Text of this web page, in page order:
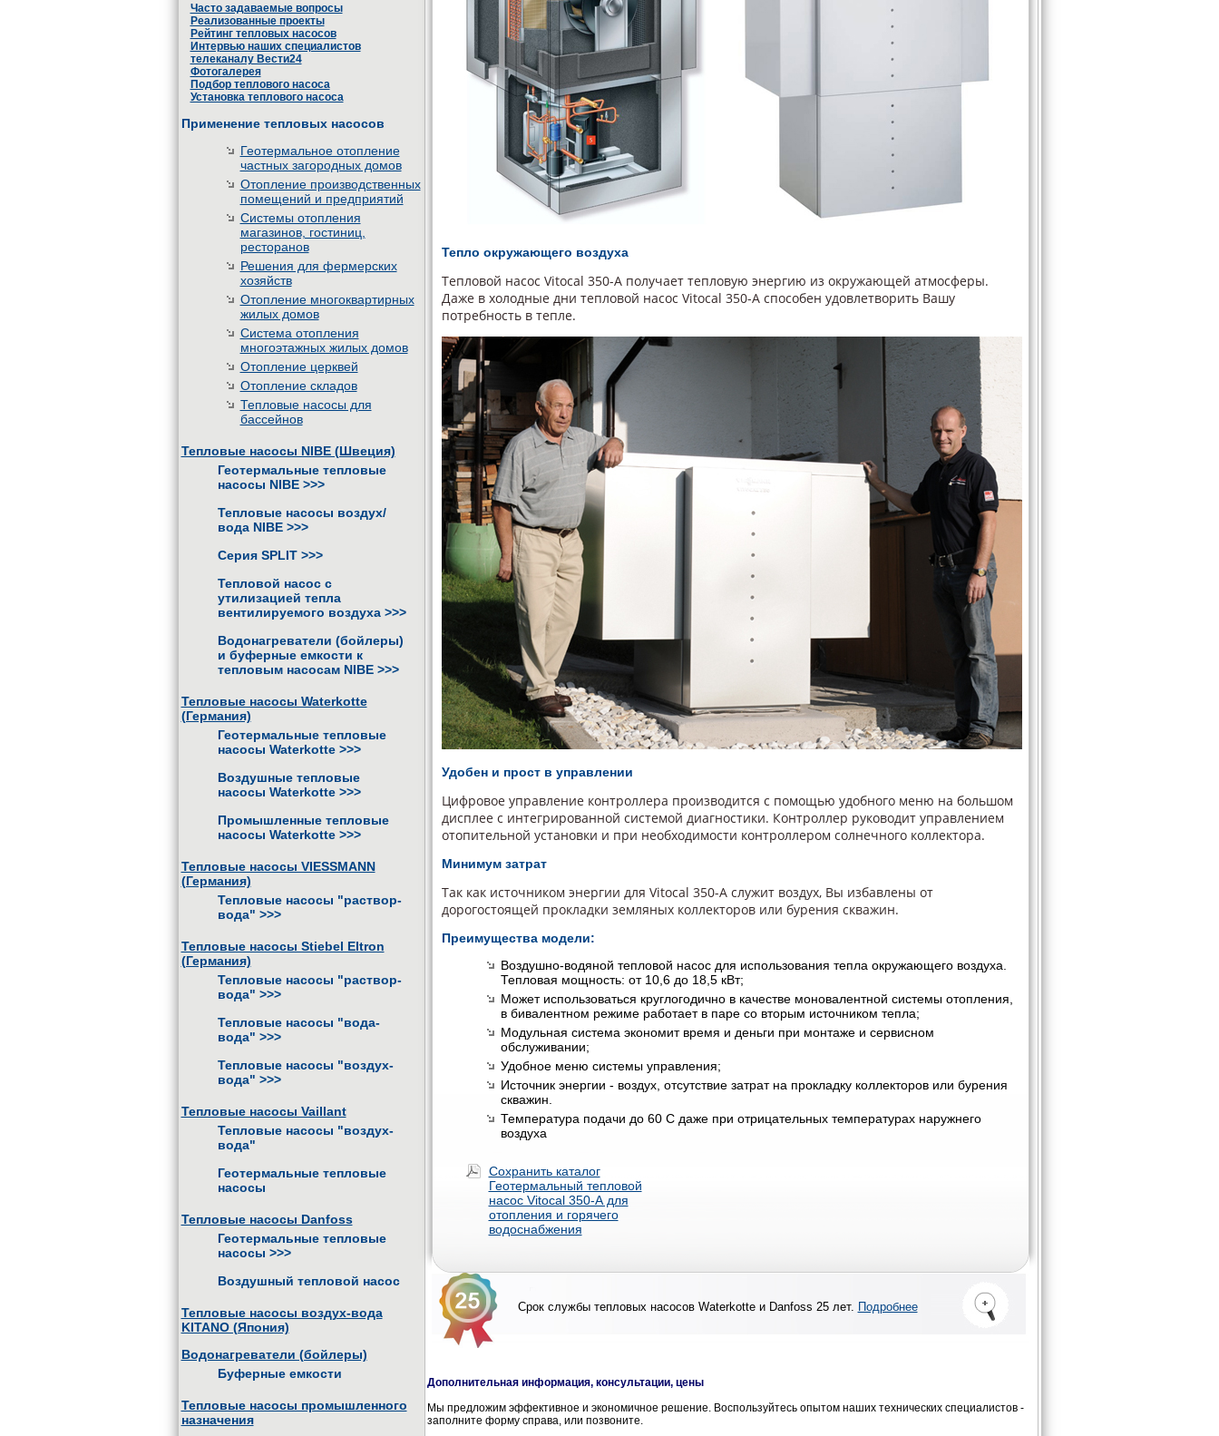
Часто задаваемые вопросы
Реализованные проекты
Рейтинг тепловых насосов
Интервью наших специалистов
телеканалу Вести24
Фотогалерея
Подбор теплового насоса
Установка теплового насоса
Применение тепловых насосов
Геотермальное отопление
частных загородных домов
Отопление производственных
помещений и предприятий
Системы отопления
магазинов, гостиниц,
ресторанов
Решения для фермерских
хозяйств
Отопление многоквартирных
жилых домов
Система отопления
многоэтажных жилых домов
Отопление церквей
Отопление складов
Тепловые насосы для
бассейнов
Тепловые насосы NIBE (Швеция)
Геотермальные тепловые
насосы NIBE >>>
Тепловые насосы воздух/
вода NIBE >>>
Серия SPLIT >>>
Тепловой насос с
утилизацией тепла
вентилируемого воздуха >>>
Водонагреватели (бойлеры)
и буферные емкости к
тепловым насосам NIBE >>>
Тепловые насосы Waterkotte
(Германия)
Геотермальные тепловые
насосы Waterkotte >>>
Воздушные тепловые
насосы Waterkotte >>>
Промышленные тепловые
насосы Waterkotte >>>
Тепловые насосы VIESSMANN
(Германия)
Тепловые насосы "раствор-
вода" >>>
Тепловые насосы Stiebel Eltron
(Германия)
Тепловые насосы "раствор-
вода" >>>
Тепловые насосы "вода-
вода" >>>
Тепловые насосы "воздух-
вода" >>>
Тепловые насосы Vaillant
Тепловые насосы "воздух-
вода"
Геотермальные тепловые
насосы
Тепловые насосы Danfoss
Геотермальные тепловые
насосы >>>
Воздушный тепловой насос
Тепловые насосы воздух-вода
KITANO (Япония)
Водонагреватели (бойлеры)
Буферные емкости
Тепловые насосы промышленного
назначения
Тепло окружающего воздуха
Тепловой насос Vitocal 350-A получает тепловую энергию из окружающей атмосферы.
Даже в холодные дни тепловой насос Vitocal 350-A способен удовлетворить Вашу
потребность в тепле.
Удобен и прост в управлении
Цифровое управление контроллера производится с помощью удобного меню на большом
дисплее с интегрированной системой диагностики. Контроллер руководит управлением
отопительной установки и при необходимости контроллером солнечного коллектора.
Минимум затрат
Так как источником энергии для Vitocal 350-A служит воздух, Вы избавлены от
дорогостоящей прокладки земляных коллекторов или бурения скважин.
Преимущества модели:
Воздушно-водяной тепловой насос для использования тепла окружающего воздуха.
Тепловая мощность: от 10,6 до 18,5 кВт;
Может использоваться круглогодично в качестве моновалентной системы отопления,
в бивалентном режиме работает в паре со вторым источником тепла;
Модульная система экономит время и деньги при монтаже и сервисном
обслуживании;
Удобное меню системы управления;
Источник энергии - воздух, отсутствие затрат на прокладку коллекторов или бурения
скважин.
Температура подачи до 60 С даже при отрицательных температурах наружнего
воздуха
Сохранить каталог
Геотермальный тепловой
насос Vitocal 350-А для
отопления и горячего
водоснабжения
Срок службы тепловых насосов Waterkotte и Danfoss 25 лет. Подробнее
Дополнительная информация, консультации, цены
Мы предложим эффективное и экономичное решение. Воспользуйтесь опытом наших технических специалистов -
заполните форму справа, или позвоните.